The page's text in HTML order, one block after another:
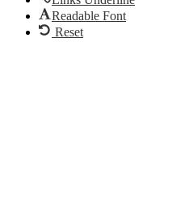
Readable Font
Reset